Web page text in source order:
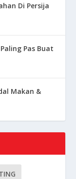
Di Persija
Pas Buat
Makan &